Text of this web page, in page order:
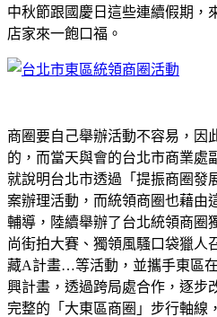
中秋節跟國慶日這些連續假期，
店家來一飽口福。
商圈要自己舉辦活動不容易，因
的，而當天與會的台北市商業處
就說明台北市透過「提振商圈發
案辦理活動，而統領商圈也藉由
輔導，陸續舉辦了台北統領商圈
尚街拍大賽、獨領風騷口袋獵人
藏A計畫…等活動，並攜手東區
興計畫，透過跨局處合作，逐步
完整的「大東區商圈」步行軸線